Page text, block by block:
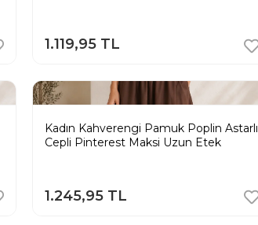
1.119,95 TL
Kadın Kahverengi Pamuk Poplin Astarlı
Cepli Pinterest Maksi Uzun Etek
1.245,95 TL